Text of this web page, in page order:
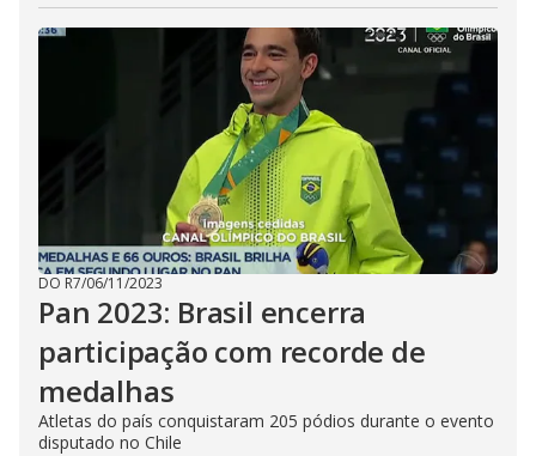
DO R7/06/11/2023
Pan 2023: Brasil encerra
participação com recorde de
medalhas
Atletas do país conquistaram 205 pódios durante o evento
disputado no Chile